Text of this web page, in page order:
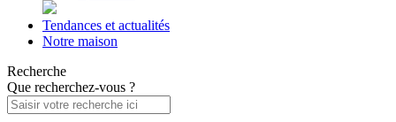
Tendances et actualités
Notre maison
Recherche
Que recherchez-vous ?